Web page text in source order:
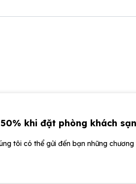
khi đặt phòng khách
tôi có thể gửi đến bạn những chương